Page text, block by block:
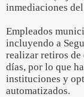
inmediaciones
Empleados
incluyendo a
realizar retiros de
días, por lo que
instituciones y
automatizados.